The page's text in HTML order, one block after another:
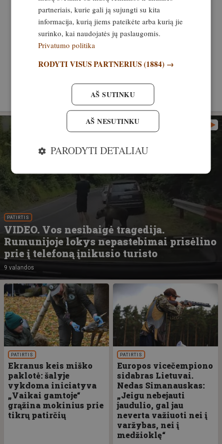
Rekomenduok šį straipsnį
PATIRTIS
VIDEO. Vos nesibaigė tragedija.
Rumunijoje lokys nepastebimai prisėlino
prie į telefoną įnikusio turisto
9 valandos
PATIRTIS
Ekranus keis miško
paklotė: šalyje
vykdoma iniciatyva
„Vaikai gamtoje“
grąžina mokinius prie
tikrų patirčių
PATIRTIS
Europos vicečempiono
sidabras Lietuvai.
Nedas Simanauskas:
„Jeigu nebejauti
jaudulio, gal jau
neverta važiuoti nei į
varžybas, nei į
medžioklę“
partneriais, kurie gali ją sujungti su kita
informacija, kurią jiems pateikėte arba kurią jie
surinko, kai naudojatės jų paslaugomis.
Privatumo politika
RODYTI VISUS PARTNERIUS(1884) →
AŠ SUTINKU
AŠ NESUTINKU
PARODYTI DETALIAU